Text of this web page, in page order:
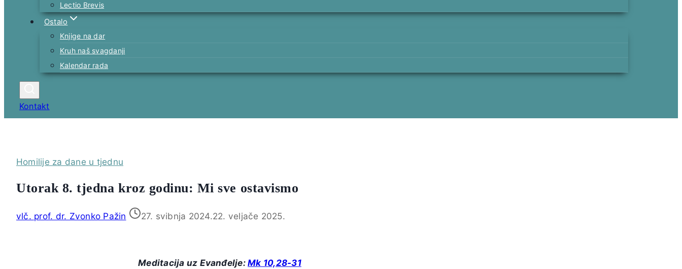
Lectio Brevis
Ostalo
Knjige na dar
Kruh naš svagdanji
Kalendar rada
Kontakt
Homilije za dane u tjednu
Utorak 8. tjedna kroz godinu: Mi sve ostavismo
vlč. prof. dr. Zvonko Pažin 27. svibnja 2024.22. veljače 2025.
Meditacija uz Evanđelje:Mk 10,28-31